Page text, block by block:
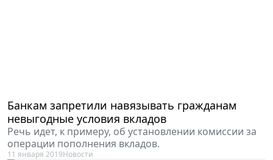
Банкам запретили навязывать гражданам
невыгодные условия вкладов
Речь идет, к примеру, об установлении комиссии за
операции пополнения вкладов.
11 января 2019Новости